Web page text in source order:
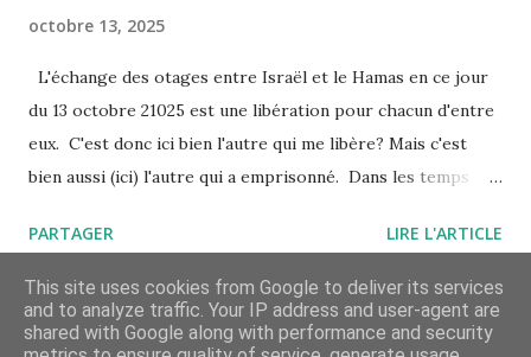
octobre 13, 2025
L'échange des otages entre Israël et le Hamas en ce jour
du 13 octobre 21025 est une libération pour chacun d'entre
eux. C'est donc ici bien l'autre qui me libère? Mais c'est
bien aussi (ici) l'autre qui a emprisonné. Dans les temps
entiers se heurter dans la violence — de Gaza à tant
d’autres lieux du monde — la question d’autrui prend une
dimension tragique. Autrui n’est plus seulement le voisin ou
le compagnon de vie, mais celui dont la simple existence
PARTAGER LIRE L'ARTICLE
This site uses cookies from Google to deliver its services
and to analyze traffic. Your IP address and user-agent are
shared with Google along with performance and security